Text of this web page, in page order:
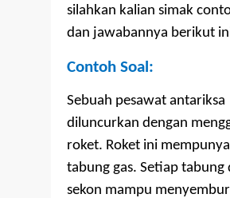
silahkan kalian simak
dan jawabannya berikut
Contoh Soal:
Sebuah pesawat antariksa
diluncurkan dengan
roket. Roket ini
tabung gas. Setiap tabung
sekon mampu